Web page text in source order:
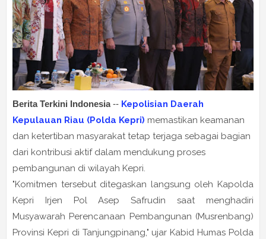
Berita Terkini Indonesia -- Kepolisian Daerah
Kepulauan Riau (Polda Kepri) memastikan keamanan
dan ketertiban masyarakat tetap terjaga sebagai bagian
dari kontribusi aktif dalam mendukung proses
pembangunan di wilayah Kepri.
"Komitmen tersebut ditegaskan langsung oleh Kapolda
Kepri Irjen Pol Asep Safrudin saat menghadiri
Musyawarah Perencanaan Pembangunan (Musrenbang)
Provinsi Kepri di Tanjungpinang," ujar Kabid Humas Polda